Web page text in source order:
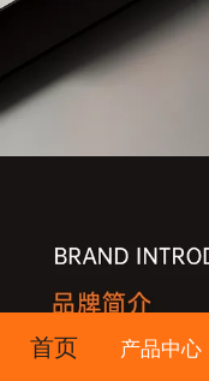
首页 产品中心